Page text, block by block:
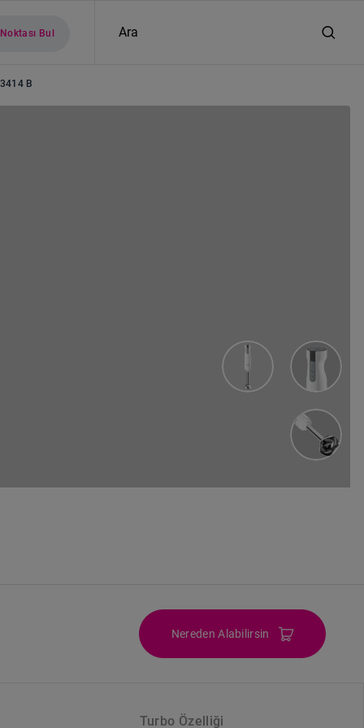
Bul Ara
B
Nereden Alabilirsin
Turbo Özelliği